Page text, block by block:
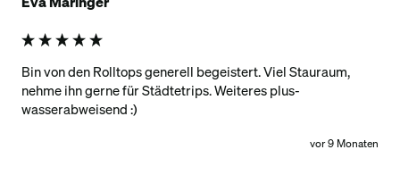
Bin von den Rolltops generell begeistert. Viel Stauraum,
nehme ihn gerne für Städtetrips. Weiteres plus-
wasserabweisend :)
vor 9 Monaten